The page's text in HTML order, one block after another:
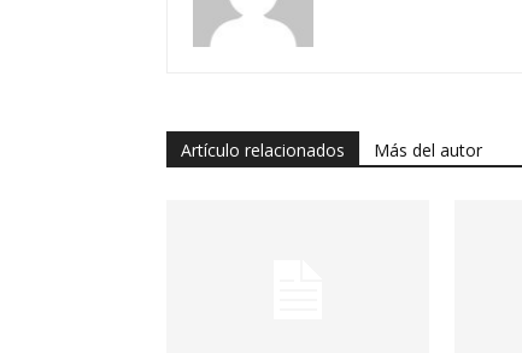
Artículo relacionados Más del autor